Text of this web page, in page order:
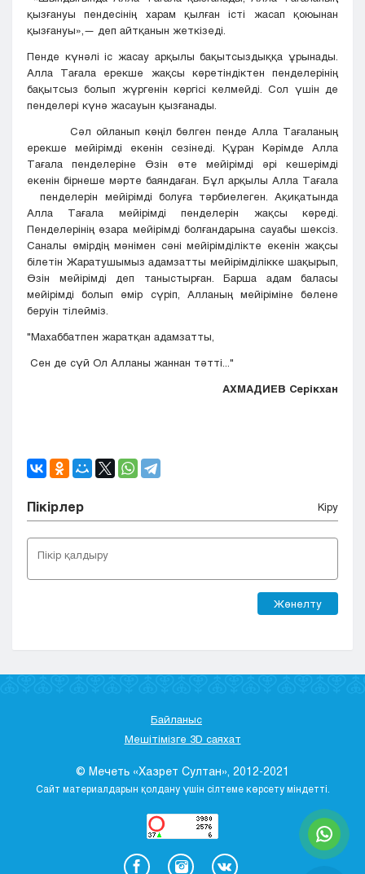
қызғануы пендесінің харам қылған істі жасап қоюынан
қызғануы»,— деп айтқанын жеткізеді.
Пенде күнәлі іс жасау арқылы бақытсыздыққа ұрынады.
Алла Тағала ерекше жақсы көретіндіктен пенделерінің
бақытсыз болып жүргенін көргісі келмейді. Сол үшін де
пенделері күнә жасауын қызғанады.
Сәл ойланып көңіл бөлген пенде Алла Тағаланың
ерекше мейірімді екенін сезінеді. Құран Кәрімде Алла
Тағала пенделеріне Өзін өте мейірімді әрі кешерімді
екенін бірнеше мәрте баяндаған. Бұл арқылы Алла Тағала
пенделерін мейірімді болуға тәрбиелеген. Ақиқатында
Алла Тағала мейірімді пенделерін жақсы көреді.
Пенделерінің өзара мейірімді болғандарына сауабы шексіз.
Саналы өмірдің мәнімен сәні мейірімділікте екенін жақсы
білетін Жаратушымыз адамзатты мейірімділікке шақырып,
Өзін мейірімді деп таныстырған. Барша адам баласы
мейірімді болып өмір сүріп, Алланың мейіріміне бөлене
беруін тілейміз.
"Махаббатпен жаратқан адамзатты,
Сен де сүй Ол Алланы жаннан тәтті..."
АХМАДИЕВ Серікхан
Пікірлер Кіру
Жөнелту
Байланыс
Мешітімізге 3D саяхат
© Мечеть «Хазрет Султан», 2012-2021
Сайт материалдарын қолдану үшін сілтеме көрсету міндетті.